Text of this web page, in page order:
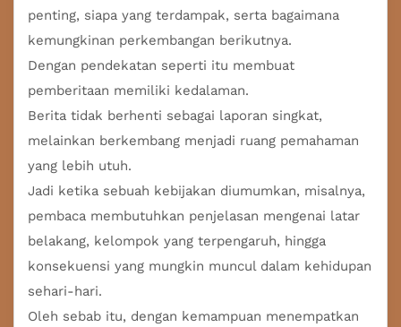
penting, siapa yang terdampak, serta bagaimana
kemungkinan perkembangan berikutnya.
Dengan pendekatan seperti itu membuat
pemberitaan memiliki kedalaman.
Berita tidak berhenti sebagai laporan singkat,
melainkan berkembang menjadi ruang pemahaman
yang lebih utuh.
Jadi ketika sebuah kebijakan diumumkan, misalnya,
pembaca membutuhkan penjelasan mengenai latar
belakang, kelompok yang terpengaruh, hingga
konsekuensi yang mungkin muncul dalam kehidupan
sehari-hari.
Oleh sebab itu, dengan kemampuan menempatkan